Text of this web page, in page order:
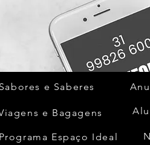
Sabores e Saberes
e Bagagens
Programa Espaço Ideal